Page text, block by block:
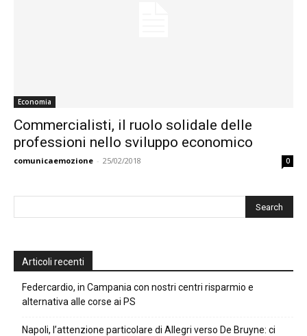
Economia
Commercialisti, il ruolo solidale delle
professioni nello sviluppo economico
comunicaemozione - 25/02/2018 0
Articoli recenti
Federcardio, in Campania con nostri centri risparmio e
alternativa alle corse ai PS
Napoli, l’attenzione particolare di Allegri verso De Bruyne: ci